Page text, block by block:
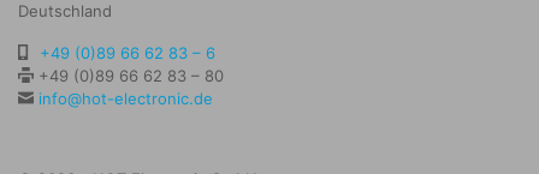
Deutschland
+49 (0)89 66 62 83 – 6
+49 (0)89 66 62 83 – 80
info@hot-electronic.de